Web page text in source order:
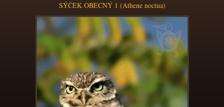
SÝČEK OBECNÝ 1 (Athene noctua)